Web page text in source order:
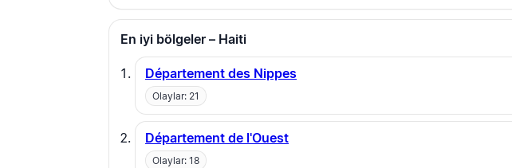
En iyi bölgeler – Haiti
Département des Nippes
Olaylar: 21
Département de l'Ouest
Olaylar: 18